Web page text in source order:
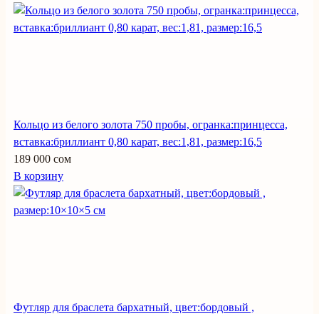
Кольцо из белого золота 750 пробы, огранка:принцесса,
вставка:бриллиант 0,80 карат, вес:1,81, размер:16,5
189 000 сом
В корзину
Футляр для браслета бархатный, цвет:бордовый ,